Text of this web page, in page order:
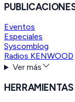
Eventos
Especiales
Syscomblog
Radios KENWOOD
Ver más
HERRAMIENTAS